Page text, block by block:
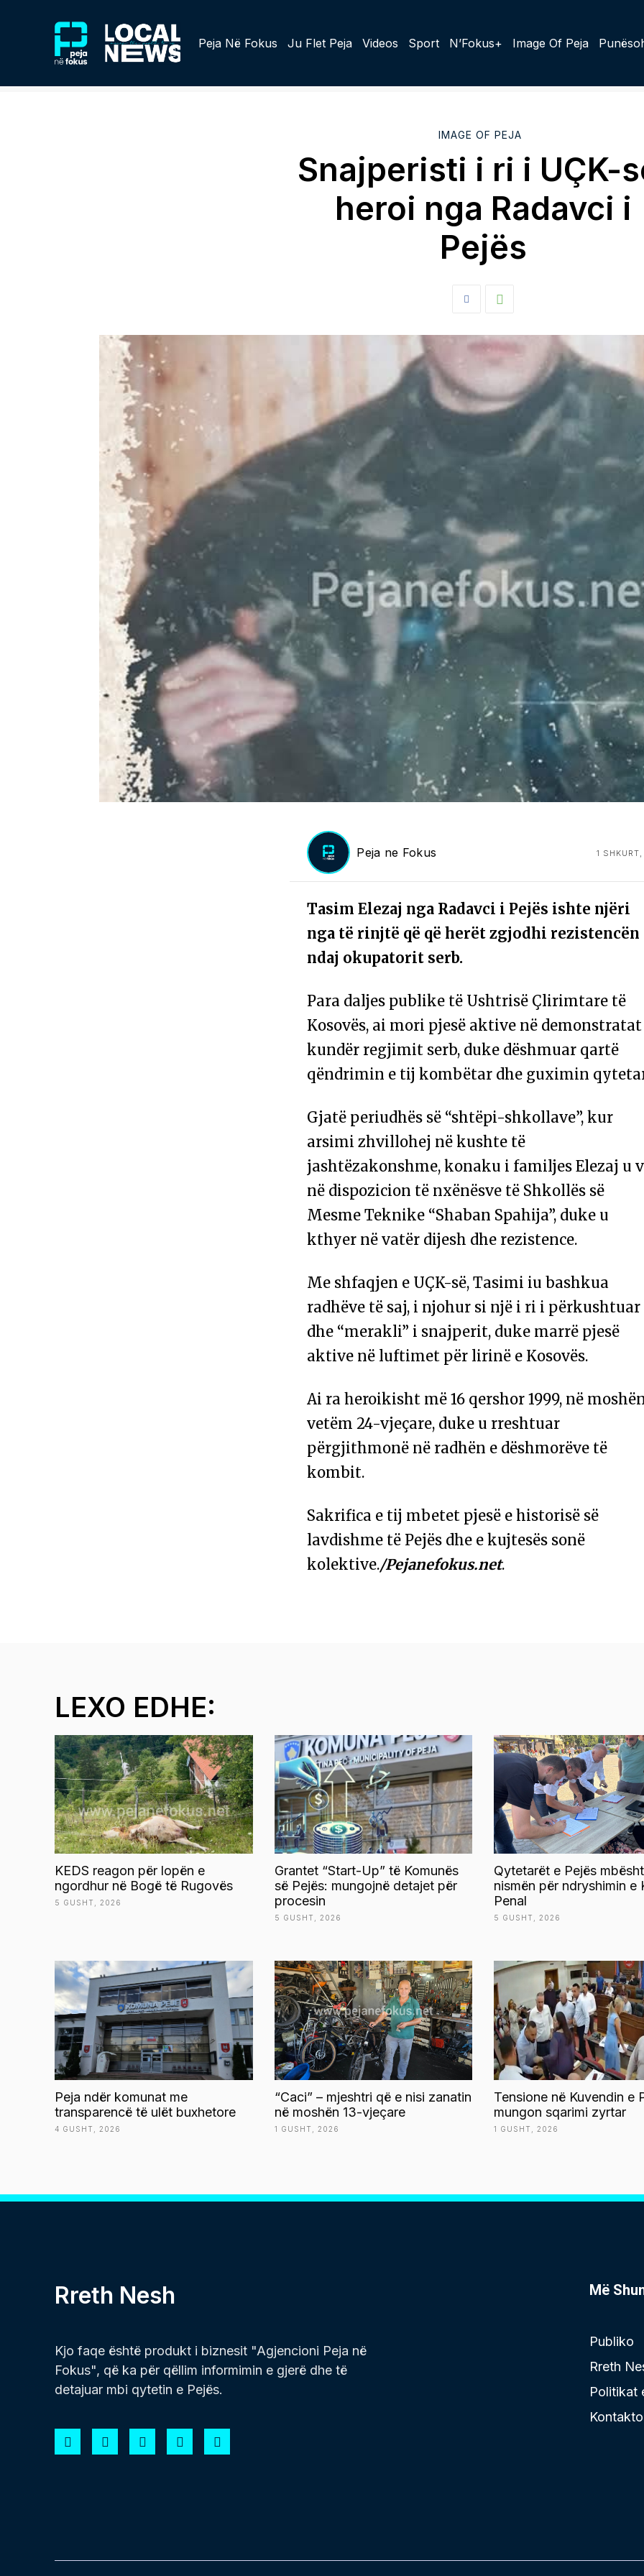
Peja Në Fokus Ju Flet Peja Videos Sport N’Fokus+ Image Of Peja
IMAGE OF PEJA
Snajperisti i ri i UÇK-
heroi nga Radavci i
Pejës
Peja ne Fokus 1
Tasim Elezaj nga Radavci i Pejës ishte njëri
nga të rinjtë që që herët zgjodhi rezistencën
ndaj okupatorit serb.
Para daljes publike të Ushtrisë Çlirimtare të
Kosovës, ai mori pjesë aktive në demonstratat
kundër regjimit serb, duke dëshmuar qartë
qëndrimin e tij kombëtar dhe guximin
Gjatë periudhës së “shtëpi-shkollave”, kur
arsimi zhvillohej në kushte të
jashtëzakonshme, konaku i familjes Elezaj u
në dispozicion të nxënësve të Shkollës së
Mesme Teknike “Shaban Spahija”, duke u
kthyer në vatër dijesh dhe rezistence.
Me shfaqjen e UÇK-së, Tasimi iu bashkua
radhëve të saj, i njohur si një i ri i përkushtuar
dhe “merakli” i snajperit, duke marrë pjesë
aktive në luftimet për lirinë e Kosovës.
Ai ra heroikisht më 16 qershor 1999, në
vetëm 24-vjeçare, duke u rreshtuar
përgjithmonë në radhën e dëshmorëve të
kombit.
Sakrifica e tij mbetet pjesë e historisë së
lavdishme të Pejës dhe e kujtesës sonë
kolektive./Pejanefokus.net.
LEXO EDHE:
KEDS reagon për lopën e
ngordhur në Bogë të Rugovës
5 GUSHT, 2026
Grantet “Start-Up” të Komunës
së Pejës: mungojnë detajet për
procesin
5 GUSHT, 2026
Qytetarët e Pejës
nismën për ndryshimin e
Penal
5 GUSHT, 2026
Peja ndër komunat me
transparencë të ulët buxhetore
4 GUSHT, 2026
“Caci” – mjeshtri që e nisi zanatin
në moshën 13-vjeçare
1 GUSHT, 2026
Tensione në Kuvendin e
mungon sqarimi zyrtar
1 GUSHT, 2026
Rreth Nesh
Kjo faqe është produkt i biznesit "Agjencioni Peja në
Fokus", që ka për qëllim informimin e gjerë dhe të
detajuar mbi qytetin e Pejës.
Më
Publiko
Rreth
Politikat
Kontakto